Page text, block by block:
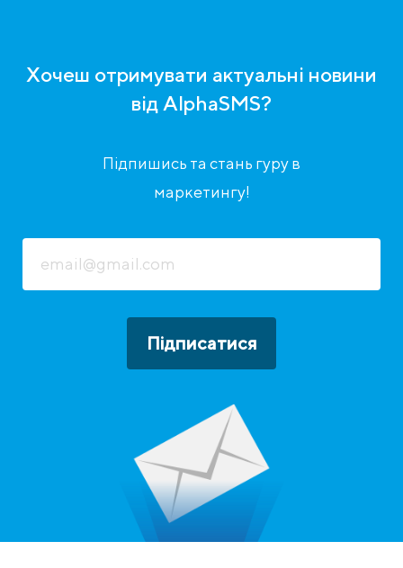
Хочеш отримувати актуальні новини
від AlphaSMS?
Підпишись та стань гуру в
маркетингу!
Підписатися